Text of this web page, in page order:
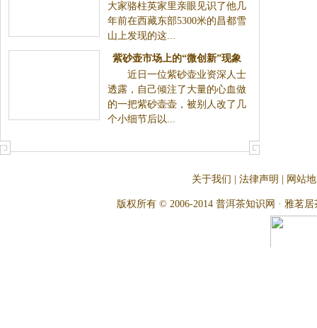
大家骆柱英家里亲眼见识了他几
年前在西藏东部5300米的昌都雪
山上发现的这...
紫砂壶市场上的“微创新”现象
近日一位紫砂壶业资深人士
透露，自己倾注了大量的心血做
的一把紫砂壶壶，被别人改了几
个小细节后以...
关于我们 法律声明 网站
版权所有 © 2006-2014 普洱茶知识网 · 雅茗